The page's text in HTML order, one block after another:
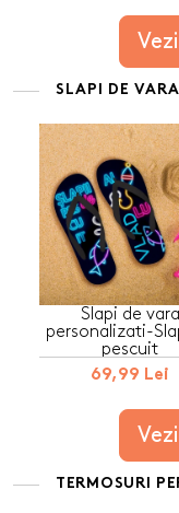
SLAPI DE
Slapi de vara
personalizati-
pescuit
69,99 Lei
TERMOSURI